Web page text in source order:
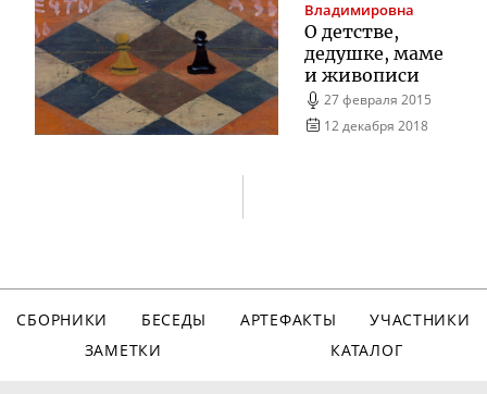
Владимировна
О детстве,
дедушке, маме
и живописи
27 февраля 2015
12 декабря 2018
СБОРНИКИ БЕСЕДЫ АРТЕФАКТЫ
УЧАСТНИКИ
ЗАМЕТКИ
КАТАЛОГ